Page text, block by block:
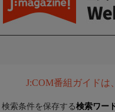
J:COM番組ガイドは
索条件を保存する検索ワー